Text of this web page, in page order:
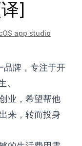
]
app studio
品牌，专注于开
。
业，希望帮他
来，转而投身